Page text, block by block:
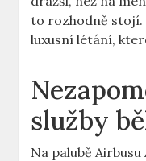
to rozhodně stojí.
luxusní létání,
služby
Na palubě⁤